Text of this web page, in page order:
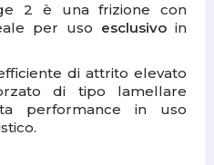
2 è una frizione con
per uso esclusivo in
di attrito elevato
di tipo lamellare
performance in uso